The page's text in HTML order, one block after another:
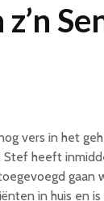
vers in het
heeft
gaan
in huis en